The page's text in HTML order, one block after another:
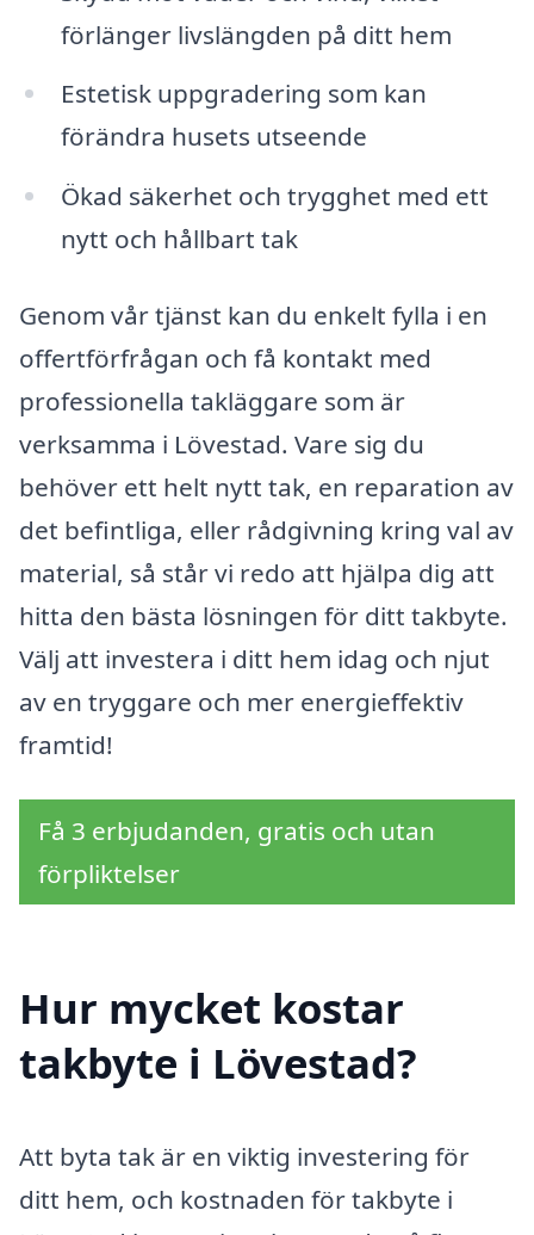
förlänger livslängden på ditt hem
Estetisk uppgradering som kan
förändra husets utseende
Ökad säkerhet och trygghet med ett
nytt och hållbart tak
Genom vår tjänst kan du enkelt fylla i en
offertförfrågan och få kontakt med
professionella takläggare som är
verksamma i Lövestad. Vare sig du
behöver ett helt nytt tak, en reparation av
det befintliga, eller rådgivning kring val av
material, så står vi redo att hjälpa dig att
hitta den bästa lösningen för ditt takbyte.
Välj att investera i ditt hem idag och njut
av en tryggare och mer energieffektiv
framtid!
Få 3 erbjudanden, gratis och utan
förpliktelser
Hur mycket kostar
takbyte i Lövestad?
Att byta tak är en viktig investering för
ditt hem, och kostnaden för takbyte i